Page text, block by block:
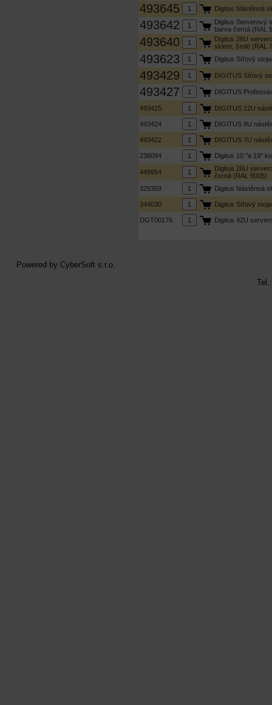
493645 Digitus Nástěnná
493642
Digitus Serverový
barva černá (RAL
493640
Digitus 26U
sklem, šedé (RAL
493623 Digitus Síťový
493429 DIGITUS Síťový
493427 DIGITUS
493425 DIGITUS 12U
493424 DIGITUS 9U
493422 DIGITUS 7U
238094 Digitus 10 "a 19"
449954
Digitus 26U
černá (RAL 9005)
329359
Digitus Nástěnná
344030 Digitus Síťový
DGT00176 Digitus 42U
Powered by CyberSoft s.r.o.